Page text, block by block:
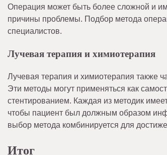
Операция может быть более сложной и
причины проблемы. Подбор метода
специалистов.
Лучевая терапия и химиотерапия
Лучевая терапия и химиотерапия также
Эти методы могут применяться как
стентированием. Каждая из методик
чтобы пациент был должным образом
выбор метода комбинируется для
Итог